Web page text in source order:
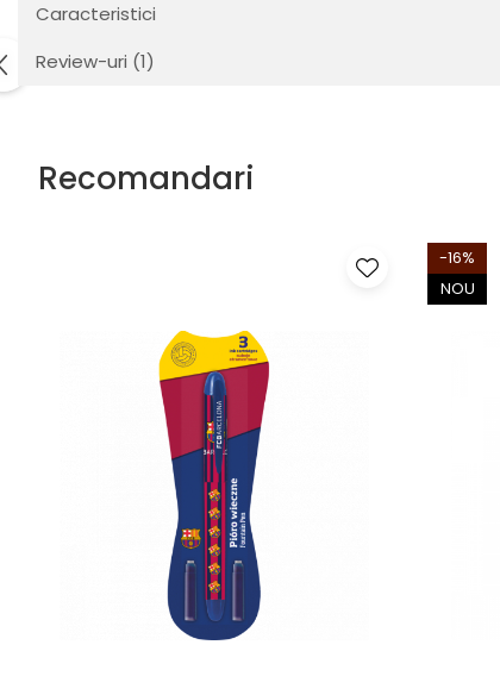
Caracteristici
Review-uri (1)
Recomandari
-16%
NOU